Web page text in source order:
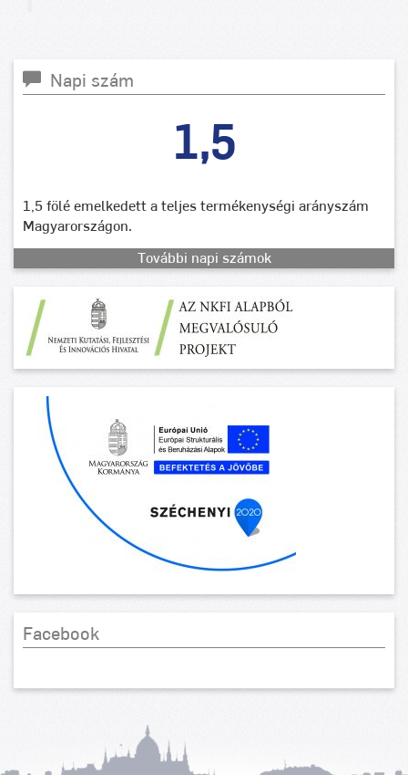
Napi szám
1,5
1,5 fölé emelkedett a teljes termékenységi arányszám
Magyarországon.
További napi számok
Facebook